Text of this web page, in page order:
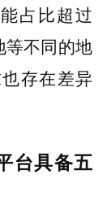
占比超过
等不同的地
存在差异
台具备五